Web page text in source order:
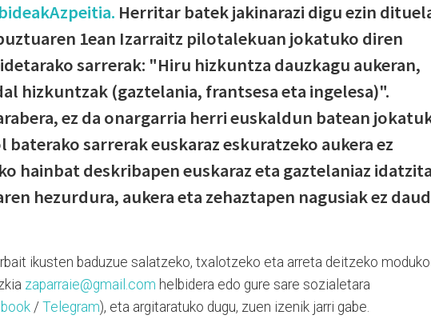
Herritar batek jakinarazi digu ezin
1ean Izarraitz pilotalekuan jokatuko diren
sarrerak: "Hiru hizkuntza dauzkagu aukeran,
hizkuntzak (gaztelania, frantsesa eta ingelesa)".
ez da onargarria herri euskaldun batean
sarrerak euskaraz eskuratzeko aukera ez
hainbat deskribapen euskaraz eta gaztelaniaz
hezurdura, aukera eta zehaztapen nagusiak ez
ikusten baduzue salatzeko, txalotzeko eta arreta deitzeko
zaparraie@gmail.com helbidera edo gure sare sozialetara
/ Telegram), eta argitaratuko dugu, zuen izenik jarri gabe.